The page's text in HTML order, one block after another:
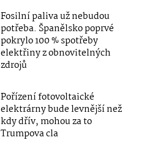
Fosilní paliva už nebudou
potřeba. Španělsko poprvé
pokrylo 100 % spotřeby
elektřiny z obnovitelných
zdrojů
Pořízení fotovoltaické
elektrárny bude levnější než
kdy dřív, mohou za to
Trumpova cla